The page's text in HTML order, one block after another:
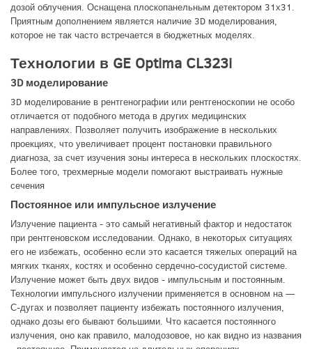
дозой облучения. Оснащена плоскопанельным детектором 31х31.
Приятным дополнением является наличие 3D моделирования,
которое не так часто встречается в бюджетных моделях.
Технологии в GE Optima CL323i
3D моделирование
3D моделирование в рентгенографии или рентгеноскопии не особо
отличается от подобного метода в других медицинских
направлениях. Позволяет получить изображение в нескольких
проекциях, что увеличивает процент постановки правильного
диагноза, за счет изучения зоны интереса в нескольких плоскостях.
Более того, трехмерные модели помогают выстраивать нужные
сечения
Постоянное или импульсное излучение
Излучение пациента - это самый негативный фактор и недостаток
при рентгеновском исследовании. Однако, в некоторых ситуациях
его не избежать, особенно если это касается тяжелых операций на
мягких тканях, костях и особенно сердечно-сосудистой системе.
Излучение может быть двух видов - импульсным и постоянным.
Технологии импульсного излучении применяется в основном на —
С-дугах и позволяет пациенту избежать постоянного излучения,
однако дозы его бывают большими. Что касается постоянного
излучения, оно как правило, малодозовое, но как видно из названия